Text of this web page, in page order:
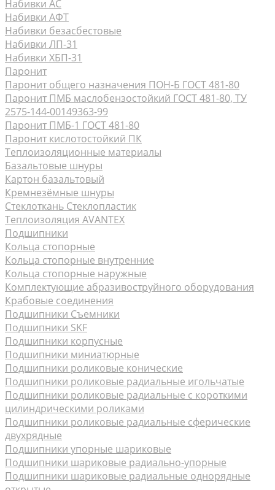
Набивки АС
Набивки АФТ
Набивки безасбестовые
Набивки ЛП-31
Набивки ХБП-31
Паронит
Паронит общего назначения ПОН-Б ГОСТ 481-80
Паронит ПМБ маслобензостойкий ГОСТ 481-80, ТУ
2575-144-00149363-99
Паронит ПМБ-1 ГОСТ 481-80
Паронит кислотостойкий ПК
Теплоизоляционные материалы
Базальтовые шнуры
Картон базальтовый
Кремнезёмные шнуры
Стеклоткань Стеклопластик
Теплоизоляция AVANTEX
Подшипники
Кольца стопорные
Кольца стопорные внутренние
Кольца стопорные наружные
Комплектующие абразивоструйного оборудования
Крабовые соединения
Подшипники Съемники
Подшипники SKF
Подшипники корпусные
Подшипники миниатюрные
Подшипники роликовые конические
Подшипники роликовые радиальные игольчатые
Подшипники роликовые радиальные с короткими
цилиндрическими роликами
Подшипники роликовые радиальные сферические
двухрядные
Подшипники упорные шариковые
Подшипники шариковые радиально-упорные
Подшипники шариковые радиальные однорядные